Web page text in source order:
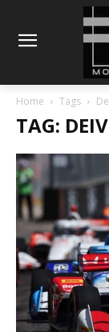
Home Tags
TAG: